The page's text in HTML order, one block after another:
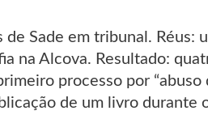
Sade em tribunal. Réus:
na Alcova. Resultado:
processo por
de um livro durante